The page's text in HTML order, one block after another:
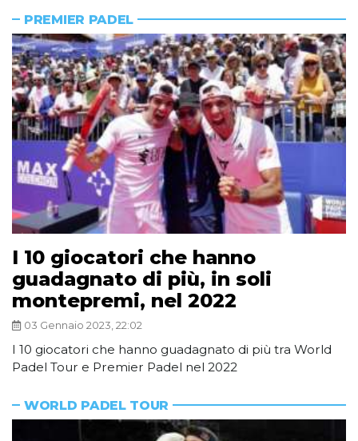
PREMIER PADEL
I 10 giocatori che hanno
guadagnato di più, in soli
montepremi, nel 2022
03 Gennaio 2023, 22:02
I 10 giocatori che hanno guadagnato di più tra World
Padel Tour e Premier Padel nel 2022
WORLD PADEL TOUR